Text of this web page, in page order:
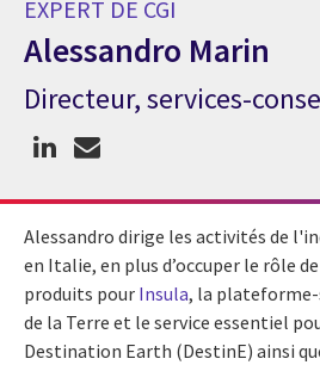
EXPERT DE CGI
Alessandro Marin
Expert de CGI Alessandro Marin
Directeur, services-
Alessandro dirige les activités de
en Italie, en plus d’occuper le rôle
produits pour Insula, la plateforme-
de la Terre et le service essentiel
Destination Earth (DestinE) ainsi